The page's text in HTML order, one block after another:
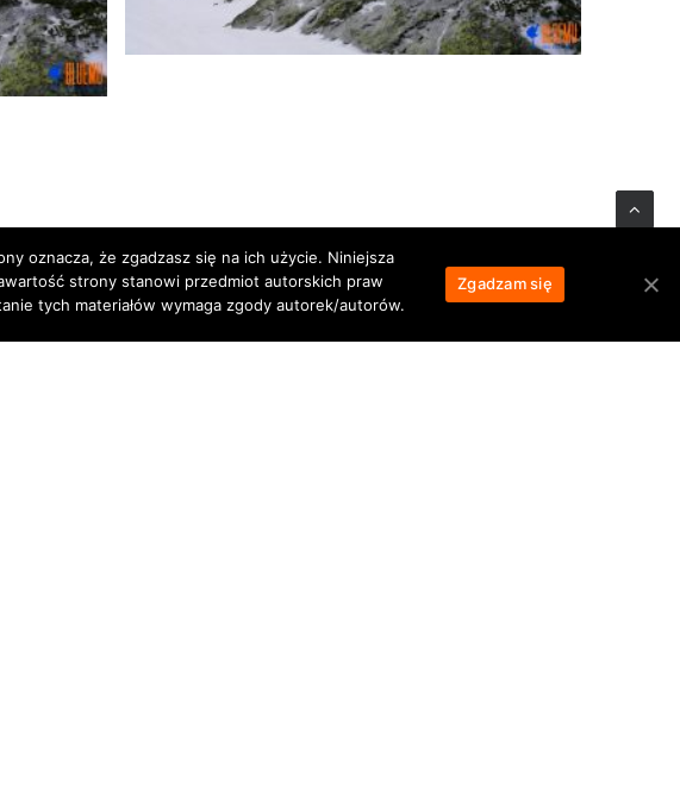
oznacza, że zgadzasz się na ich użycie. Niniejsza
strony stanowi przedmiot autorskich praw
tych materiałów wymaga zgody autorek/autorów.
Zgadzam się